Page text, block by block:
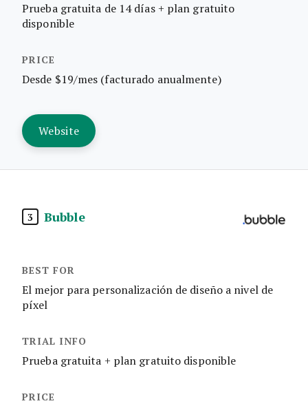
Prueba gratuita de 14 días + plan gratuito
disponible
Desde $19/mes (facturado anualmente)
Website
3 Bubble
El mejor para personalización de diseño a nivel de
píxel
Prueba gratuita + plan gratuito disponible